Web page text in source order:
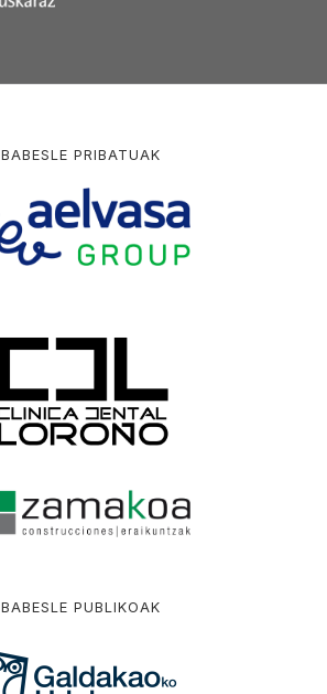
BABESLE PRIBATUAK
BABESLE PUBLIKOAK